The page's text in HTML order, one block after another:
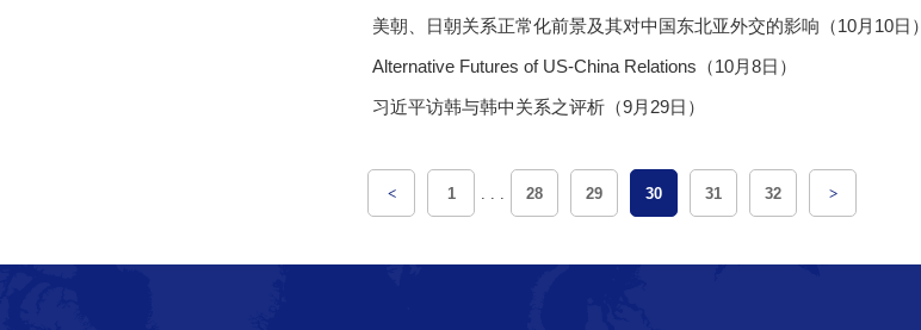
美朝、日朝关系正常化前景及其对中国东北亚外交的影响（10月10日）
Alternative Futures of US-China Relations（10月8日）
习近平访韩与韩中关系之评析（9月29日）
< 1 28 29 30 31 32 >